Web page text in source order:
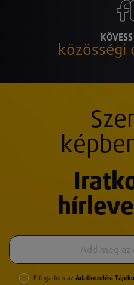
közösségi
Elfogadom az Adatkezelési